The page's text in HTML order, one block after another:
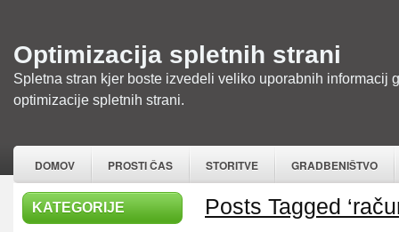
Optimizacija spletnih strani
Spletna stran kjer boste izvedeli veliko uporabnih informacij
optimizacije spletnih strani.
DOMOV PROSTI ČAS STORITVE GRADBENIŠTVO
KATEGORIJE
Posts Tagged